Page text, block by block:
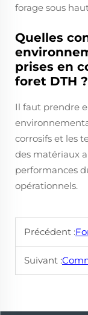
forage sous
Quelles
prises en
foret DTH ?
Il faut prendre
corrosifs et les
des matériaux
performances
opérationnels.
Précédent :
Suivant :Comment